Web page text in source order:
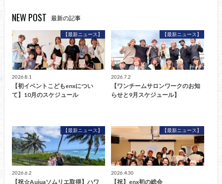
NEW POST 最新の記事
【最新ニュース】
2026.8.1
【初イベントこどもenxについ
て】10月のスケジュール
【最新ニュース】
2026.7.2
【ワンチームサロンワークのお知
らせと9月スケジュール】
【最新ニュース】
2026.6.2
【祝☆Aujuaソムリエ取得】ハワ
【最新ニュース】
2026.4.30
【祝】enx初の総会